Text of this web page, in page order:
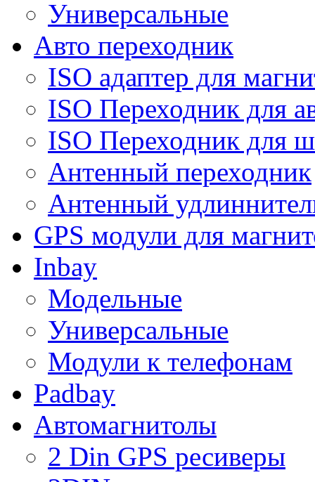
Универсальные
Авто переходник
ISO адаптер для
ISO Переходник для
ISO Переходник для
Антенный переходник
Антенный
GPS модули для
Inbay
Модельные
Универсальные
Модули к телефонам
Padbay
Автомагнитолы
2 Din GPS ресиверы